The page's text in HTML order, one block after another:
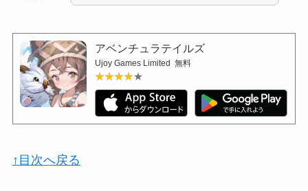
アベンチュラテイルズ
Ujoy Games Limited 無料
★★★★★
★★★★★
↑目次へ戻る